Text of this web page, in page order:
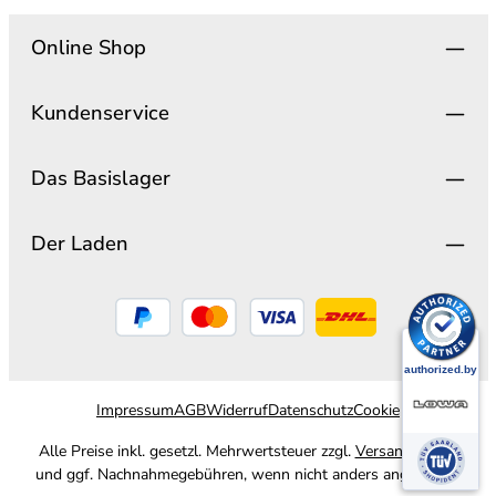
Online Shop
Kundenservice
Das Basislager
Der Laden
ImpressumAGBWiderrufDatenschutzCookie
Alle Preise inkl. gesetzl. Mehrwertsteuer zzgl. Versandkosten
und ggf. Nachnahmegebühren, wenn nicht anders angegeben.